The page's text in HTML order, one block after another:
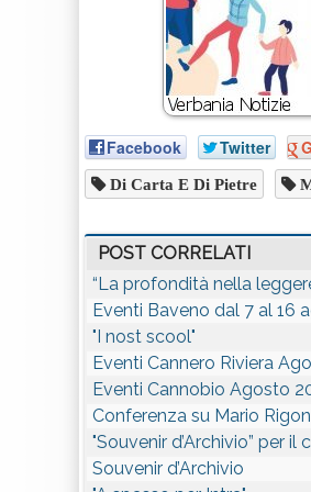
Facebook Twitter
Di Carta E Di Pietre
POST CORRELATI
“La profondità nella
Eventi Baveno dal 7 al 16
"I nost scool"
Eventi Cannero Riviera
Eventi Cannobio Agosto
Conferenza su Mario
"Souvenir d’Archivio” per
Souvenir d’Archivio